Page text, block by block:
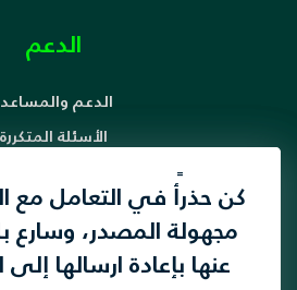
الدعم
الدعم
الأسئلة المتكررة
حقوق ومسؤوليات
تنظيمات الحد من المكالمات
دليل سلامة الأطفال على
لقد قمنا بتحديث
الخصوصية الخاصة بنا
خصوصية المستخدم ،
كن حذرأً في التعامل مع
مجهولة المصدر، وسارع
عنها بإعادة ارسالها